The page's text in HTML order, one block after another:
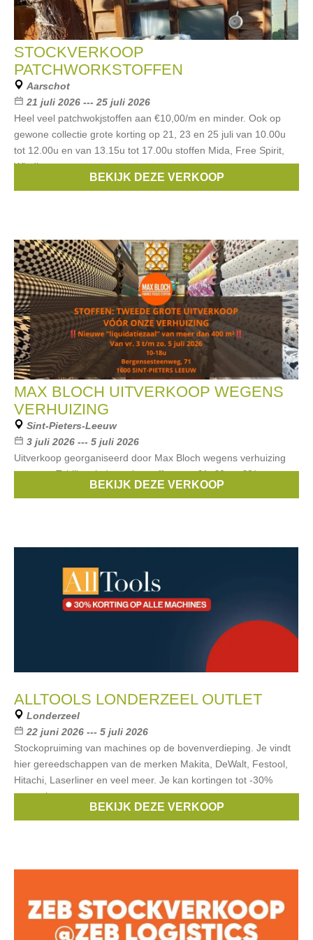
STOCKVERKOOP
PATCHWORKSTOFFEN
Aarschot
21 juli 2026 --- 25 juli 2026
Heel veel patchwokjstoffen aan €10,00/m en minder. Ook op
gewone collectie grote korting op 21, 23 en 25 juli van 10.00u
tot 12.00u en van 13.15u tot 17.00u stoffen Mida, Free Spirit,
Windham, ....
Free Spirit,tilda,Windham,Midas
BEKIJK DEZE VERKOOP
MAX BLOCH UITVERKOOP WEGENS
VERHUIZING
Sint-Pieters-Leeuw
3 juli 2026 --- 5 juli 2026
Uitverkoop georganiseerd door Max Bloch wegens verhuizing
van oa.: -Talrijke einde-reeks stoffen aan €1, €2 en €3/m -
Jersey Made in Italy aan €4,50/m -Talrijke wollen stoffen aan
BEKIJK DEZE VERKOOP
ALLTOOLS LONDERZEEL OUTLET
Londerzeel
22 juni 2026 --- 5 juli 2026
Stockopruiming van machines op de bovenverdieping. Je vindt
hier gereedschappen van de merken Makita, DeWalt, Festool,
Hitachi, Laserliner en veel meer. Je kan kortingen tot -30%
verwachten.
MAKITA,DeWalt,Festool,Hitachi
BEKIJK DEZE VERKOOP